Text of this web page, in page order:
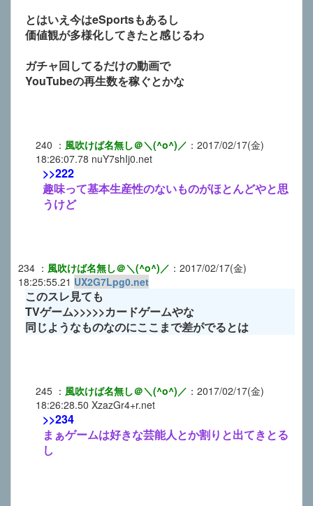
とはいえ今はeSportsもあるし
価値観が多様化してきたと感じるわ
ガチャ回してるだけの動画で
YouTubeの再生数を稼ぐとかな
240 ： 風吹けば名無し＠＼(^o^)／ ： 2017/02/17(金)
18:26:07.78 nuY7shIj0.net
>>222
趣味って基本生産性のないものがほとんどやと思
うけど
234 ： 風吹けば名無し＠＼(^o^)／ ： 2017/02/17(金)
18:25:55.21 UX2G7Lpg0.net
このスレ見ても
TVゲーム>>>>>カードゲームやな
同じようなものなのにここまで差がでるとは
245 ： 風吹けば名無し＠＼(^o^)／ ： 2017/02/17(金)
18:26:28.50 XzazGr4+r.net
>>234
まぁゲームは好きな芸能人とか割りと出てきとる
し